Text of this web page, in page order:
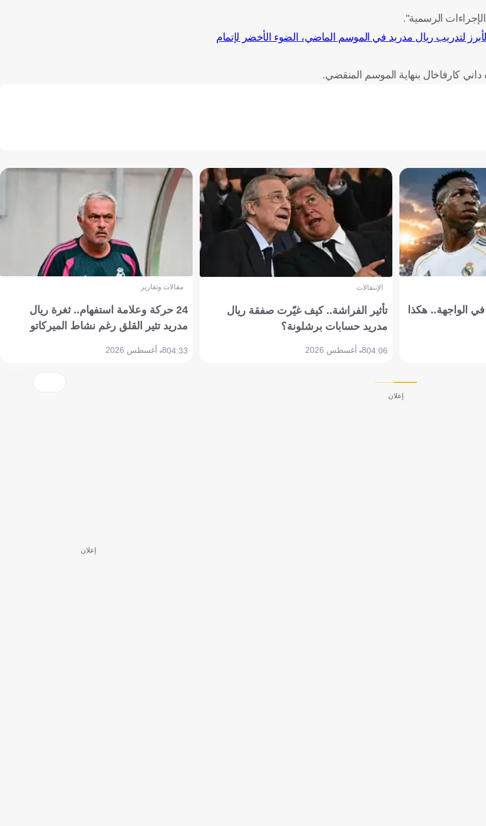
الرسمية".
لتدريب ريال مدريد في الموسم الماضي، الضوء الأخضر لإتمام
كارفاخال بنهاية الموسم المنقضي.
الواجهة.. هكذا
الإنتقالات
تأثير الفراشة.. كيف غيّرت صفقة ريال
مدريد حسابات برشلونة؟
04:068 أغسطس 2026
مقالات وتقارير
24 حركة وعلامة استفهام.. ثغرة ريال
مدريد تثير القلق رغم نشاط الميركاتو
04:338 أغسطس 2026
إعلان
إعلان